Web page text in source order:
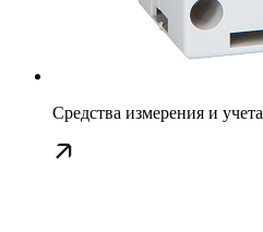
Средства измерения и учета